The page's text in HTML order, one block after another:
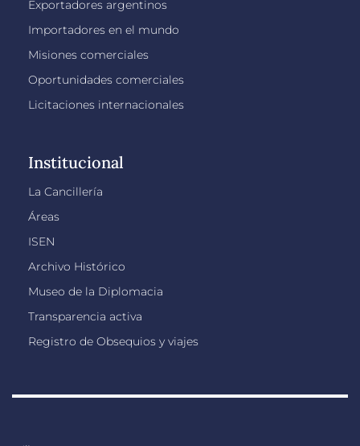
Exportadores argentinos
Importadores en el mundo
Misiones comerciales
Oportunidades comerciales
Licitaciones internacionales
Institucional
La Cancillería
Áreas
ISEN
Archivo Histórico
Museo de la Diplomacia
Transparencia activa
Registro de Obsequios y viajes